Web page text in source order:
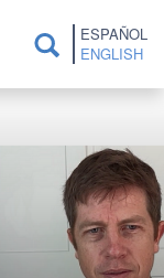
ESPAÑOL
ENGLISH